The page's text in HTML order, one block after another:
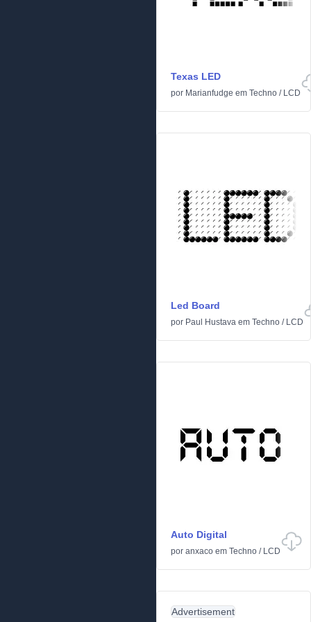
Texas LED
por Marianfudge em Techno / LCD
Led Board
por Paul Hustava em Techno / LCD
Auto Digital
por anxaco em Techno / LCD
Advertisement